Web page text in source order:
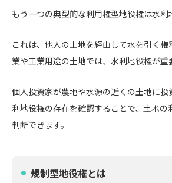
もう一つの典型的な利用権型地役権は水利
これは、他人の土地を経由して水を引く権
業や工業用途の土地では、水利地役権が重
個人投資家が農地や水源の近くの土地に投
利地役権の存在を確認することで、土地の
判断できます。
規制型地役権とは